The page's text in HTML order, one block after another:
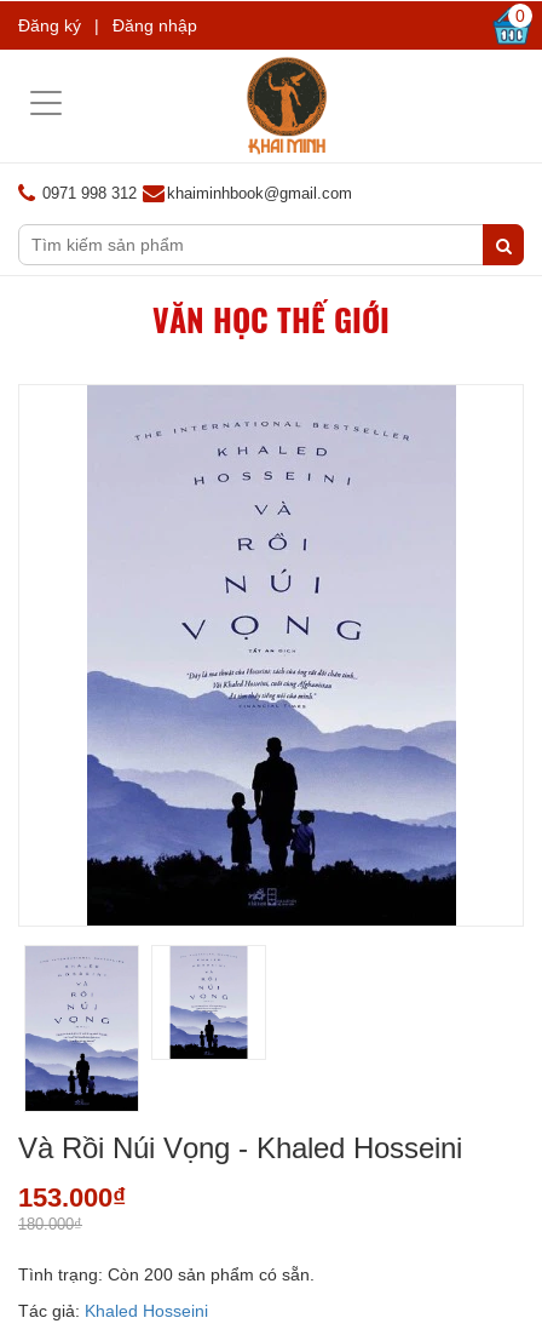
Đăng ký | Đăng nhập 0
Toggle
0971 998 312 khaiminhbook@gmail.com
VĂN HỌC THẾ GIỚI
Và Rồi Núi Vọng - Khaled Hosseini
153.000₫
180.000₫
Tình trạng: Còn 200 sản phẩm có sẵn.
Tác giả: Khaled Hosseini